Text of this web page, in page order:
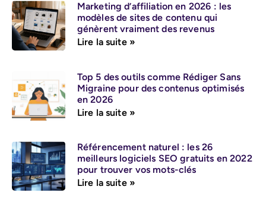
Marketing d’affiliation en 2026 : les
modèles de sites de contenu qui
génèrent vraiment des revenus
Lire la suite »
Top 5 des outils comme Rédiger Sans
Migraine pour des contenus optimisés
en 2026
Lire la suite »
Référencement naturel : les 26
meilleurs logiciels SEO gratuits en 2022
pour trouver vos mots-clés
Lire la suite »